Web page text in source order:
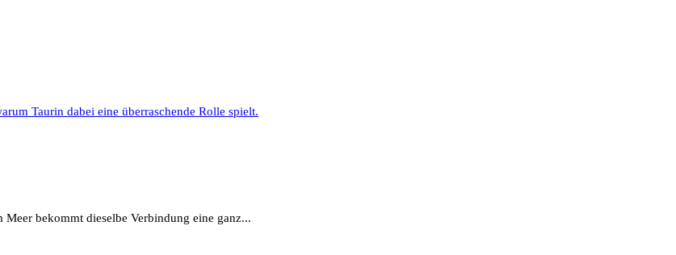
bekommt dieselbe Verbindung eine ganz...